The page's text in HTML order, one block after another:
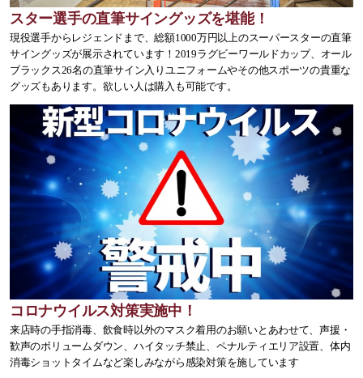
スター選手の直筆サイングッズを堪能！
現役選手からレジェンドまで、総額1000万円以上のスーパースターの直筆
サイングッズが展示されています！2019ラグビーワールドカップ、オール
ブラックス26名の直筆サイン入りユニフォームやその他スポーツの貴重な
グッズもあります。欲しい人は購入も可能です。
コロナウイルス対策実施中！
来店時の手指消毒、飲食時以外のマスク着用のお願いとあわせて、声援・
歓声のボリュームダウン、ハイタッチ禁止、ペナルティエリア設置、体内
消毒ショットタイムなど楽しみながら感染対策を施しています